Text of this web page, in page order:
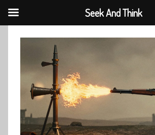
Seek And Think